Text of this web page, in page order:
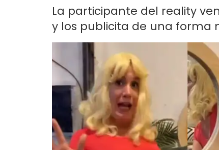
La participante del reality
y los publicita de una forma